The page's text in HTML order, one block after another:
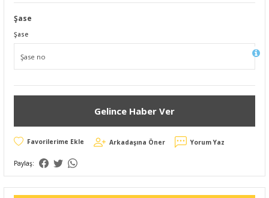
Şase
Şase
Gelince Haber Ver
Arkadaşına Öner Yorum Yaz
Paylaş: